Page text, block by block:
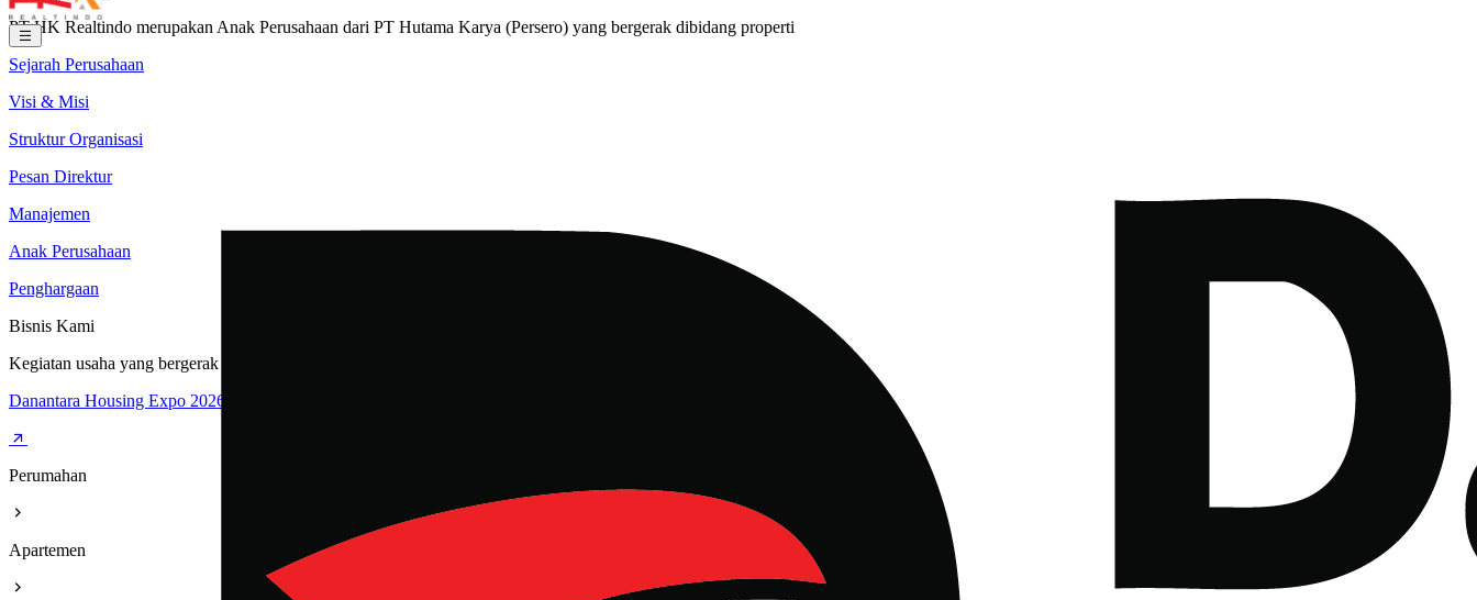
PT HK Realtindo merupakan Anak Perusahaan dari PT Hutama Karya (Persero) yang bergerak dibidang properti
Sejarah Perusahaan
Visi & Misi
Struktur Organisasi
Pesan Direktur
Manajemen
Anak Perusahaan
Penghargaan
Bisnis Kami
Kegiatan usaha yang bergerak dibidang Perumahan, Apartemen, Hotel, Manajemen Properti dan Rest Area
Danantara Housing Expo 2026
Perumahan
Apartemen